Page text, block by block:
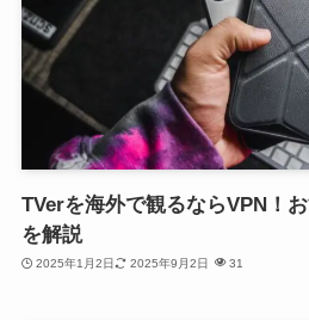
TVerを海外で観るならVPN！
を解説
2025年1月2日 2025年9月2日 31